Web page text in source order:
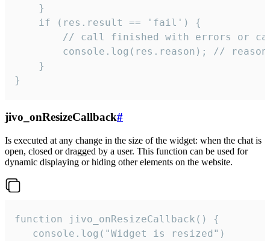
    }
    if (res.result == 'fail') {
// call finished with errors or
console.log(res.reason); //
    }
}
jivo_onResizeCallback#
Is executed at any change in the size of the widget: when the chat is
open, closed or dragged by a user. This function can be used for
dynamic displaying or hiding other elements on the website.
function jivo_onResizeCallback() {
   console.log("Widget is resized")